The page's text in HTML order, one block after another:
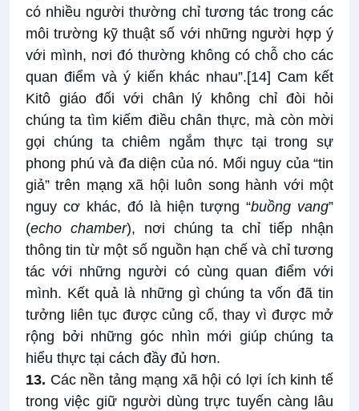
có nhiều người thường chỉ tương tác trong các
môi trường kỹ thuật số với những người hợp ý
với mình, nơi đó thường không có chỗ cho các
quan điểm và ý kiến khác nhau”.[14] Cam kết
Kitô giáo đối với chân lý không chỉ đòi hỏi
chúng ta tìm kiếm điều chân thực, mà còn mời
gọi chúng ta chiêm ngắm thực tại trong sự
phong phú và đa diện của nó. Mối nguy của “tin
giả” trên mạng xã hội luôn song hành với một
nguy cơ khác, đó là hiện tượng “buồng vang”
(echo chamber), nơi chúng ta chỉ tiếp nhận
thông tin từ một số nguồn hạn chế và chỉ tương
tác với những người có cùng quan điểm với
mình. Kết quả là những gì chúng ta vốn đã tin
tưởng liên tục được củng cố, thay vì được mở
rộng bởi những góc nhìn mới giúp chúng ta
hiểu thực tại cách đầy đủ hơn.
13. Các nền tảng mạng xã hội có lợi ích kinh tế
trong việc giữ người dùng trực tuyến càng lâu